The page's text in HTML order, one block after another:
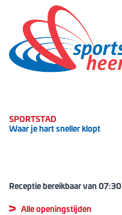
SPORTSTAD
Waar je hart sneller klopt
Receptie bereikbaar van07:30
Alle openingstijden